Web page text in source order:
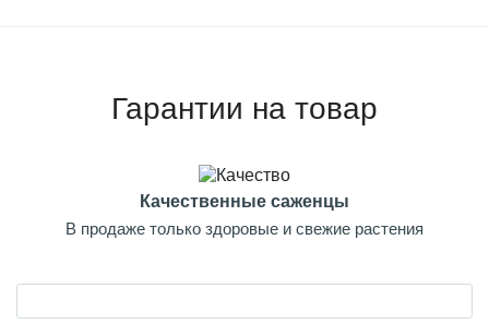
Гарантии на товар
Качественные саженцы
В продаже только здоровые и свежие растения